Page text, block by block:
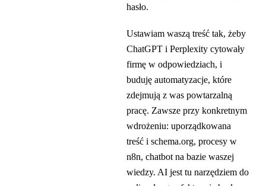
hasło.
Ustawiam waszą treść tak, żeby
ChatGPT i Perplexity cytowały
firmę w odpowiedziach, i
buduję automatyzacje, które
zdejmują z was powtarzalną
pracę. Zawsze przy konkretnym
wdrożeniu: uporządkowana
treść i schema.org, procesy w
n8n, chatbot na bazie waszej
wiedzy. AI jest tu narzędziem do